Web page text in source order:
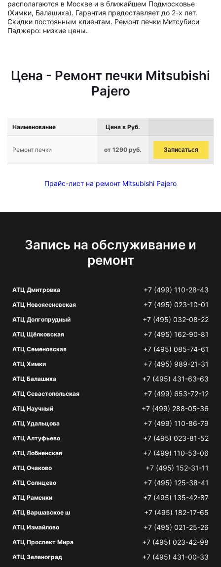
располагаются в Москве и в ближайшем Подмосковье
(Химки, Балашиха). Гарантия предоставляет до 2-х лет.
Скидки постоянным клиентам. Ремонт печки Митсубиси
Паджеро: низкие цены.
Цена - Ремонт печки Mitsubishi
Pajero
Наименование Цена в Руб.
Ремонт печки от 1290 руб. Записаться
Прайс-лист на ремонт Mitsubishi Pajero
Запись на обслуживание и
ремонт
АТЦ Дмитровка +7 (499) 110-28-43
АТЦ Новоясеневская +7 (495) 023-10-01
АТЦ Долгопрудный +7 (495) 032-08-22
АТЦ Щёлковская +7 (495) 162-90-81
АТЦ Семеновская +7 (495) 085-74-61
АТЦ Химки +7 (495) 989-21-31
АТЦ Балашиха +7 (495) 431-63-63
АТЦ Севастопольская +7 (499) 653-72-12
АТЦ Научный +7 (499) 288-05-36
АТЦ Удальцова +7 (499) 110-86-79
АТЦ Алтуфьево +7 (495) 023-81-52
АТЦ Лобненская +7 (499) 110-53-06
АТЦ Очаково +7 (495) 152-31-11
АТЦ Солнцево +7 (495) 125-38-41
АТЦ Раменки +7 (495) 135-42-87
АТЦ Варшавское ш +7 (495) 182-17-65
АТЦ Измайлово +7 (495) 021-25-26
АТЦ Проспект Мира +7 (495) 023-42-98
АТЦ Зеленоград +7 (495) 431-00-33